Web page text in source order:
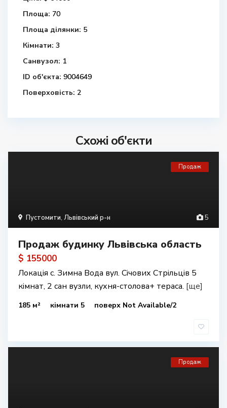
Площа: 70
Площа ділянки: 5
Кімнати: 3
Санвузол: 1
ID об'єкта: 9004649
Поверховість: 2
Схожі об'єкти
5
Пустомити, Львівський р-н
Продаж
Продаж будинку Львівська область
$ 155000
Локація с. Зимна Вода вул. Січових Стрільців 5
кімнат, 2 сан вузли, кухня-столова+ тераса. [ще]
185 м² кімнати 5 поверх Not Available/2
Продаж